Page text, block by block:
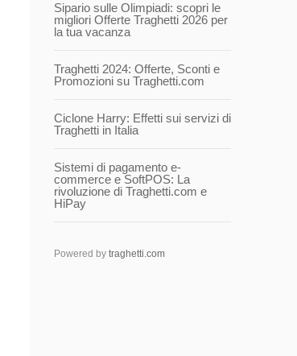
Sipario sulle Olimpiadi: scopri le
migliori Offerte Traghetti 2026 per
la tua vacanza
Traghetti 2024: Offerte, Sconti e
Promozioni su Traghetti.com
Ciclone Harry: Effetti sui servizi di
Traghetti in Italia
Sistemi di pagamento e-
commerce e SoftPOS: La
rivoluzione di Traghetti.com e
HiPay
Powered by traghetti.com